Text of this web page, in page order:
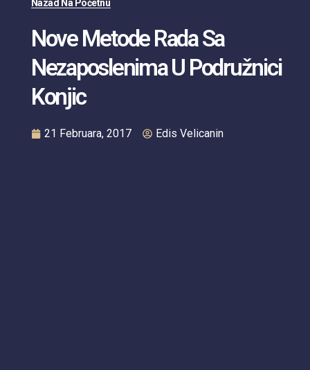
Nazad Na Početnu
Nove Metode Rada Sa
Nezaposlenima U Podružnici
Konjic
21 Februara, 2017 Edis Velicanin